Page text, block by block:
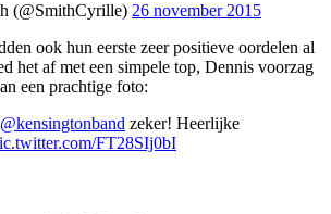
(@SmithCyrille) 26 november 2015
ook hun eerste zeer positieve oordelen al
het af met een simpele top, Dennis voorzag
een prachtige foto:
@kensingtonband zeker! Heerlijke
FT28SIj0bI